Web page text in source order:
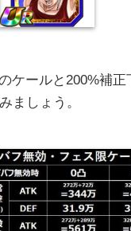
ケールと200%補
ましょう。